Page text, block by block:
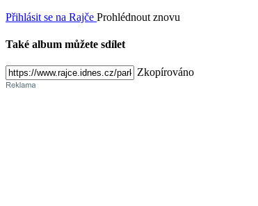
Přihlásit se na Rajče Prohlédnout znovu
Také album můžete sdílet
Zkopírováno